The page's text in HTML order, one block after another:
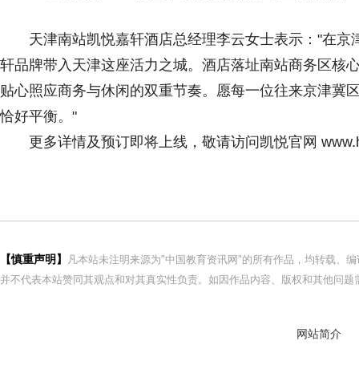
天津南站凯悦嘉轩酒店总经理李云女士表示："在
轩品牌带入天津这座活力之城。酒店落址南站商务区核
贴心照应商务与休闲的双重节奏。愿每一位往来京津冀
恰好平衡。"
更多详情及预订即将上线，敬请访问凯悦官网
【慎重声明】
凡本站未注明来源为"中国教育资讯网"的所有作品，均转载、
并不代表本站赞同其观点和对其真实性负责。如因作品内容、版权和其他问
网站简介